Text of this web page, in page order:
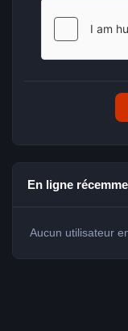
En ligne
Aucun utilisateur